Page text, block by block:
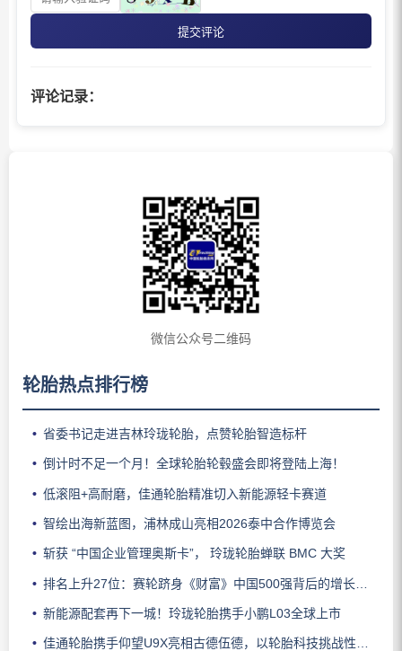
提交评论
评论记录：
微信公众号二维码
轮胎热点排行榜
省委书记走进吉林玲珑轮胎，点赞轮胎智造标杆
倒计时不足一个月！全球轮胎轮毂盛会即将登陆上海！
低滚阻+高耐磨，佳通轮胎精准切入新能源轻卡赛道
智绘出海新蓝图，浦林成山亮相2026泰中合作博览会
斩获 “中国企业管理奥斯卡”， 玲珑轮胎蝉联 BMC 大奖
排名上升27位：赛轮跻身《财富》中国500强背后的增长逻辑
新能源配套再下一城！玲珑轮胎携手小鹏L03全球上市
佳通轮胎携手仰望U9X亮相古德伍德，以轮胎科技挑战性能边界